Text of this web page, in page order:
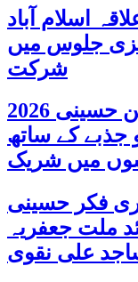
اسلام آباد
جلوس میں
شرکت
پاکستان بھر میں اربعین حسینی 2026
جذبے کے ساتھ
میں شریک
2026: عزاداری فکر حسینی
ملت جعفریہ
علی نقوی